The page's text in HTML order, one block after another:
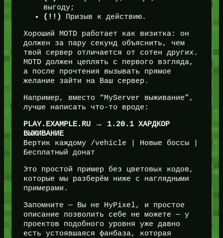
выгоду;
(!!)
Призыв к действию.
Хороший MOTD работает как визитка: он
должен за пару секунд объяснить, чем
твой сервер отличается от сотен других.
MOTD должен цеплять с первого взгляда,
а после прочтения вызывать прямое
желание зайти на Ваш сервер.
Например, вместо “MyServer выживание”,
лучше написать что-то вроде:
PLAY.EXAMPLE.RU → 1.20.1 ХАРДКОР
ВЫЖИВАНИЕ
Вертик каждому /vehicle | Новые боссы |
Бесплатный донат
Это простой пример без цветовых кодов,
которые мы разберём ниже с наглядными
примерами.
Запомните — Вы не HyPixel, и простое
описание позволить себе не можете — у
проектов подобного уровня уже давно
есть устоявшаяся фанбаза, которая